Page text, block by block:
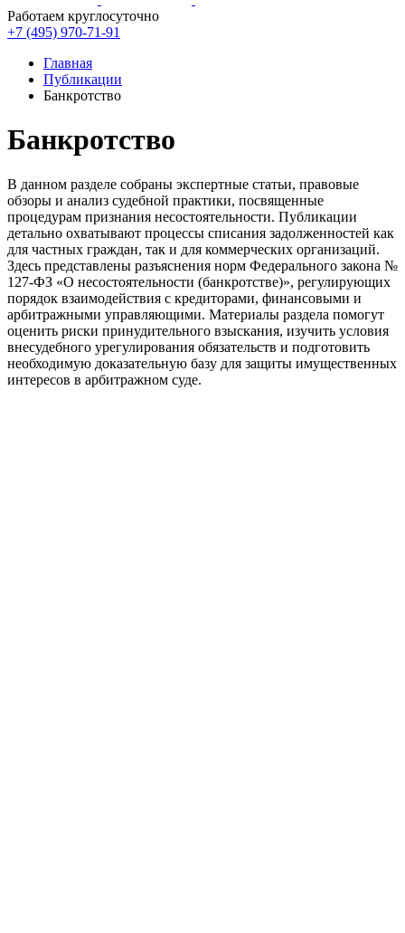
Работаем круглосуточно
+7 (495) 970-71-91
Главная
Публикации
Банкротство
Банкротство
В данном разделе собраны экспертные статьи, правовые
обзоры и анализ судебной практики, посвященные
процедурам признания несостоятельности. Публикации
детально охватывают процессы списания задолженностей как
для частных граждан, так и для коммерческих организаций.
Здесь представлены разъяснения норм Федерального закона №
127-ФЗ «О несостоятельности (банкротстве)», регулирующих
порядок взаимодействия с кредиторами, финансовыми и
арбитражными управляющими. Материалы раздела помогут
оценить риски принудительного взыскания, изучить условия
внесудебного урегулирования обязательств и подготовить
необходимую доказательную базу для защиты имущественных
интересов в арбитражном суде.